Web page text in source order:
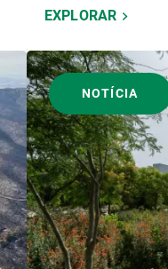
EXPLORAR
NOTÍCIA